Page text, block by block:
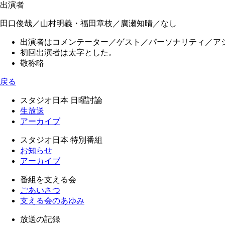
出演者
田口俊哉／山村明義・福田章枝／廣瀬知晴／なし
出演者はコメンテーター／ゲスト／パーソナリティ／ア
初回出演者は太字とした。
敬称略
戻る
スタジオ日本 日曜討論
生放送
アーカイブ
スタジオ日本 特別番組
お知らせ
アーカイブ
番組を支える会
ごあいさつ
支える会のあゆみ
放送の記録